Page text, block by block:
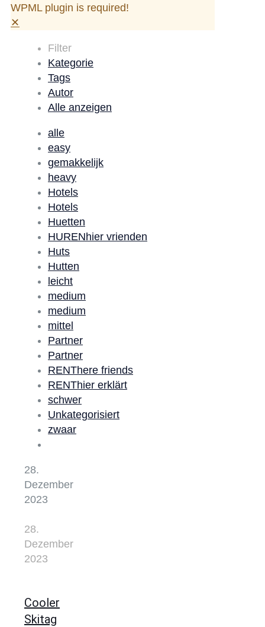
WPML plugin is required!
✕
Filter
Kategorie
Tags
Autor
Alle anzeigen
alle
easy
gemakkelijk
heavy
Hotels
Hotels
Huetten
HURENhier vrienden
Huts
Hutten
leicht
medium
medium
mittel
Partner
Partner
RENThere friends
RENThier erklärt
schwer
Unkategorisiert
zwaar
28.
Dezember
2023
28.
Dezember
2023
Cooler
Skitag